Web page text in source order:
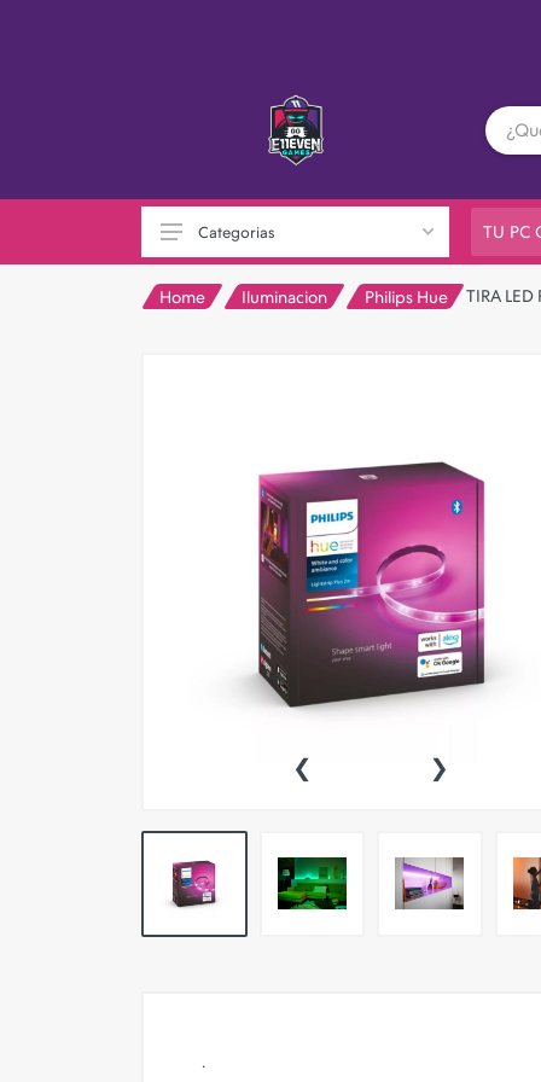
Otras consolas
Pokemon TCG
SEMINUEVOS
Componentes PC
Notebooks
Perifericos PC
Categorias TU PC
Home Iluminacion Philips Hue TIRA LED
‹ ›
.